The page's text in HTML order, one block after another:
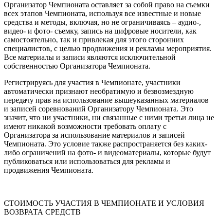
Организатор Чемпионата оставляет за собой право на съемки
всех этапов Чемпионата, используя все известные и новые
средства и методы, включая, но не ограничиваясь – аудио-,
видео- и фото- съемку, запись на цифровые носители, как
самостоятельно, так и привлекая для этого сторонних
специалистов, с целью продвижения и рекламы мероприятия.
Все материалы и записи являются исключительной
собственностью Организатора Чемпионата.
Регистрируясь для участия в Чемпионате, участники
автоматически признают необратимую и безвозмездную
передачу прав на использование вышеуказанных материалов
и записей соревнований Организатору Чемпионата. Это
значит, что ни участники, ни связанные с ними третьи лица не
имеют никакой возможности требовать оплату с
Организатора за использование материалов и записей
Чемпионата. Это условие также распространяется без каких-
либо ограничений на фото- и видеоматериалы, которые будут
публиковаться или использоваться для рекламы и
продвижения Чемпионата.
СТОИМОСТЬ УЧАСТИЯ В ЧЕМПИОНАТЕ И УСЛОВИЯ
ВОЗВРАТА СРЕДСТВ